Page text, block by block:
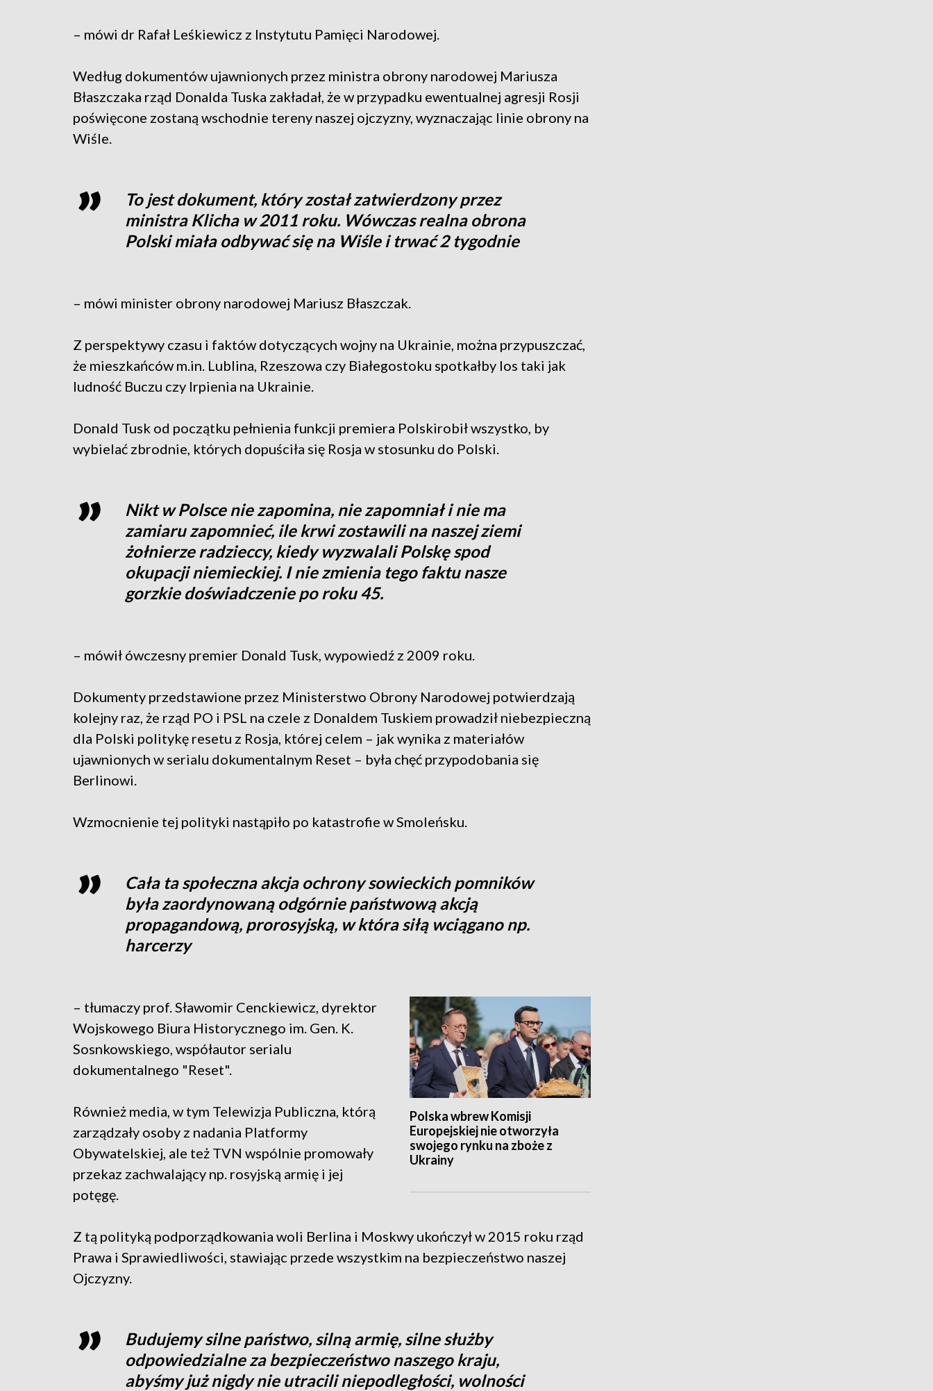
– mówi dr Rafał Leśkiewicz z Instytutu Pamięci Narodowej.
Według dokumentów ujawnionych przez ministra obrony narodowej Mariusza
Błaszczaka rząd Donalda Tuska zakładał, że w przypadku ewentualnej agresji Rosji
poświęcone zostaną wschodnie tereny naszej ojczyzny, wyznaczając linie obrony na
Wiśle.
To jest dokument, który został zatwierdzony przez
ministra Klicha w 2011 roku. Wówczas realna obrona
Polski miała odbywać się na Wiśle i trwać 2 tygodnie
– mówi minister obrony narodowej Mariusz Błaszczak.
Z perspektywy czasu i faktów dotyczących wojny na Ukrainie, można przypuszczać,
że mieszkańców m.in. Lublina, Rzeszowa czy Białegostoku spotkałby los taki jak
ludność Buczu czy Irpienia na Ukrainie.
Donald Tusk od początku pełnienia funkcji premiera Polskirobił wszystko, by
wybielać zbrodnie, których dopuściła się Rosja w stosunku do Polski.
Nikt w Polsce nie zapomina, nie zapomniał i nie ma
zamiaru zapomnieć, ile krwi zostawili na naszej ziemi
żołnierze radzieccy, kiedy wyzwalali Polskę spod
okupacji niemieckiej. I nie zmienia tego faktu nasze
gorzkie doświadczenie po roku 45.
– mówił ówczesny premier Donald Tusk, wypowiedź z 2009 roku.
Dokumenty przedstawione przez Ministerstwo Obrony Narodowej potwierdzają
kolejny raz, że rząd PO i PSL na czele z Donaldem Tuskiem prowadził niebezpieczną
dla Polski politykę resetu z Rosja, której celem – jak wynika z materiałów
ujawnionych w serialu dokumentalnym Reset – była chęć przypodobania się
Berlinowi.
Wzmocnienie tej polityki nastąpiło po katastrofie w Smoleńsku.
Cała ta społeczna akcja ochrony sowieckich pomników
była zaordynowaną odgórnie państwową akcją
propagandową, prorosyjską, w która siłą wciągano np.
harcerzy
Polska wbrew Komisji
Europejskiej nie otworzyła
swojego rynku na zboże z
Ukrainy
– tłumaczy prof. Sławomir Cenckiewicz, dyrektor
Wojskowego Biura Historycznego im. Gen. K.
Sosnkowskiego, współautor serialu
dokumentalnego "Reset".
Również media, w tym Telewizja Publiczna, którą
zarządzały osoby z nadania Platformy
Obywatelskiej, ale też TVN wspólnie promowały
przekaz zachwalający np. rosyjską armię i jej
potęgę.
Z tą polityką podporządkowania woli Berlina i Moskwy ukończył w 2015 roku rząd
Prawa i Sprawiedliwości, stawiając przede wszystkim na bezpieczeństwo naszej
Ojczyzny.
Budujemy silne państwo, silną armię, silne służby
odpowiedzialne za bezpieczeństwo naszego kraju,
abyśmy już nigdy nie utracili niepodległości, wolności